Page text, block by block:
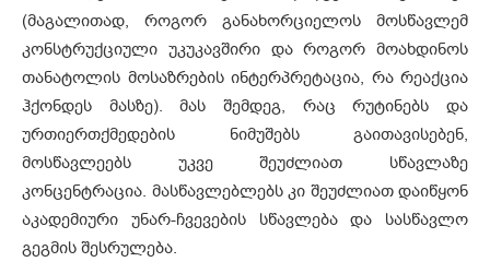
(მაგალითად, როგორ განახორციელოს მოსწავლემ
კონსტრუქციული უკუკავშირი და როგორ მოახდინოს
თანატოლის მოსაზრების ინტერპრეტაცია, რა რეაქცია
ჰქონდეს მასზე). მას შემდეგ, რაც რუტინებს და
ურთიერთქმედების ნიმუშებს გაითავისებენ,
მოსწავლეებს უკვე შეუძლიათ სწავლაზე
კონცენტრაცია. მასწავლებლებს კი შეუძლიათ დაიწყონ
აკადემიური უნარ-ჩვევების სწავლება და სასწავლო
გეგმის შესრულება.